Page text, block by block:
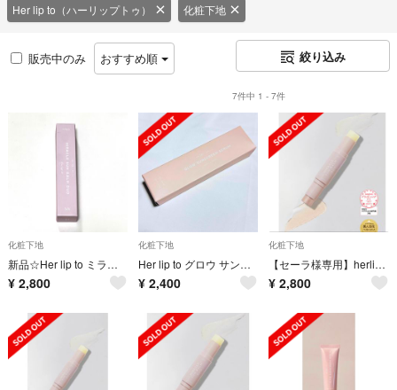
Her lip to（ハーリップトゥ） 化粧下地
販売中のみ おすすめ順 絞り込み
7件中 1 - 7件
化粧下地
新品☆Her lip to ミラクルサンバームデュオ 日焼け止め
¥ 2,800
化粧下地
Her lip to グロウ サンスクリーン セラム
¥ 2,400
化粧下地
【セーラ様専用】herlipto MIRACLE SUN BALM DUO
¥ 2,800